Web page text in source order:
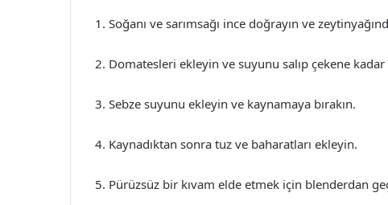
1. Soğanı ve sarımsağı ince doğrayın ve
2. Domatesleri ekleyin ve suyunu salıp çekene
3. Sebze suyunu ekleyin ve kaynamaya bırakın.
4. Kaynadıktan sonra tuz ve baharatları ekleyin.
5. Pürüzsüz bir kıvam elde etmek için blenderdan